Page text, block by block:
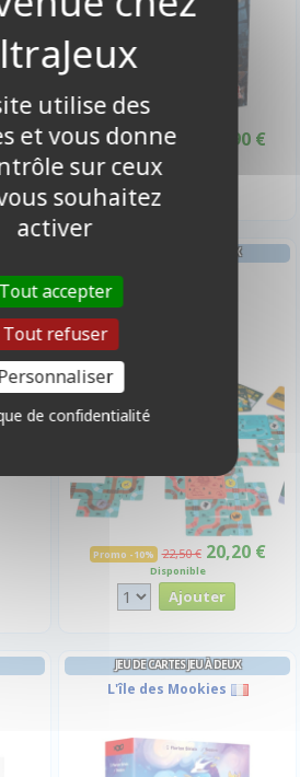
Promo -10% 19,90 € 17,90 €
JEU DE CARTES JEU À DEUX
Promo -10% 22,50 € 20,20 €
Disponible
JEU DE CARTES JEU À DEUX
L'île des Mookies
utilise des
et vous donne
sur ceux
souhaitez
activer
Tout accepter
Tout refuser
de confidentialité